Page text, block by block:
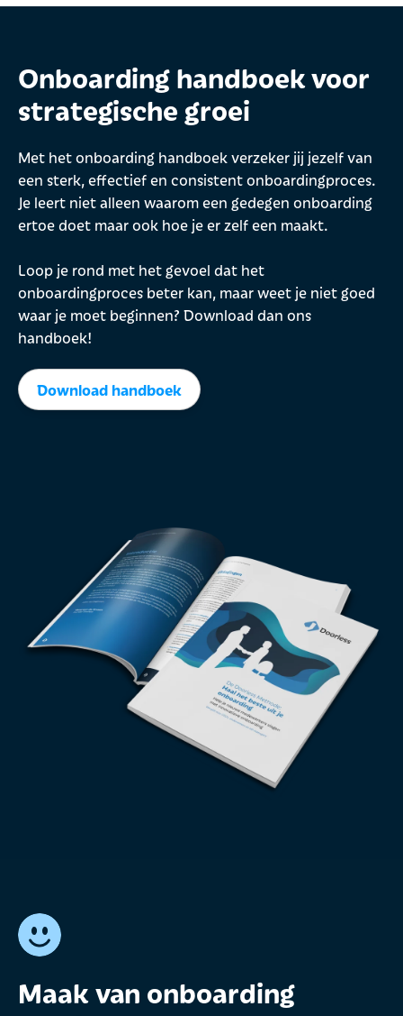
Onboarding handboek voor
strategische groei
Met het onboarding handboek verzeker jij jezelf van
een sterk, effectief en consistent onboardingproces.
Je leert niet alleen waarom een gedegen onboarding
ertoe doet maar ook hoe je er zelf een maakt.
Loop je rond met het gevoel dat het
onboardingproces beter kan, maar weet je niet goed
waar je moet beginnen? Download dan ons
handboek!
Download handboek
Maak van onboarding